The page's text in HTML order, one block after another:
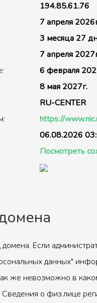
194.85.61.76
7 апреля
3 месяца 27
7 апреля
6 февраля
8 мая 2027г.
RU-CENTER
https://
06.08.2026
Посмотреть
Если
данных"
же невозможно в
о физ.лице